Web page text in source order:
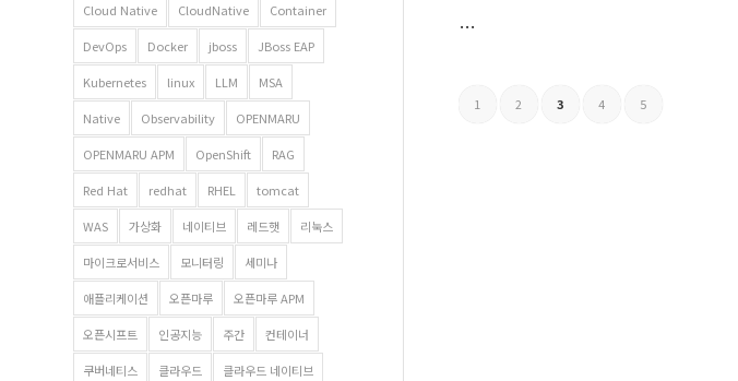
…
1 2 3 4 5
Cloud Native CloudNative Container
DevOps Docker jboss JBoss EAP
Kubernetes linux LLM MSA
Native Observability OPENMARU
OPENMARU APM OpenShift RAG
Red Hat redhat RHEL tomcat
WAS 가상화 네이티브 레드햇 리눅스
마이크로서비스 모니터링 세미나
애플리케이션 오픈마루 오픈마루 APM
오픈시프트 인공지능 주간 컨테이너
쿠버네티스 클라우드 클라우드 네이티브